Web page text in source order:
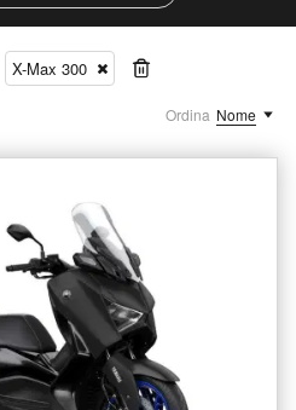
X-Max 300
Ordina Nome